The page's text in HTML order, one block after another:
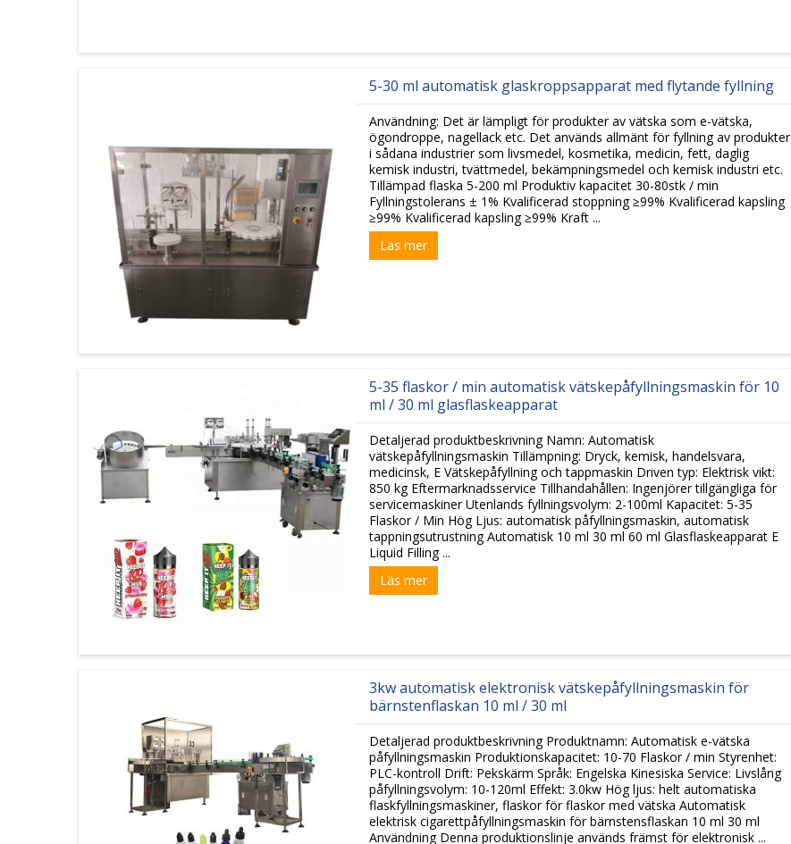
5-30 ml automatisk glaskroppsapparat med flytande fyllning
Användning: Det är lämpligt för produkter av vätska som e-vätska,
ögondroppe, nagellack etc. Det används allmänt för fyllning av produkter
i sådana industrier som livsmedel, kosmetika, medicin, fett, daglig
kemisk industri, tvättmedel, bekämpningsmedel och kemisk industri etc.
Tillämpad flaska 5-200 ml Produktiv kapacitet 30-80stk / min
Fyllningstolerans ± 1% Kvalificerad stoppning ≥99% Kvalificerad kapsling
≥99% Kvalificerad kapsling ≥99% Kraft ...
Läs mer
5-35 flaskor / min automatisk vätskepåfyllningsmaskin för 10
ml / 30 ml glasflaskeapparat
Detaljerad produktbeskrivning Namn: Automatisk
vätskepåfyllningsmaskin Tillämpning: Dryck, kemisk, handelsvara,
medicinsk, E Vätskepåfyllning och tappmaskin Driven typ: Elektrisk vikt:
850 kg Eftermarknadsservice Tillhandahållen: Ingenjörer tillgängliga för
servicemaskiner Utenlands fyllningsvolym: 2-100ml Kapacitet: 5-35
Flaskor / Min Hög Ljus: automatisk påfyllningsmaskin, automatisk
tappningsutrustning Automatisk 10 ml 30 ml 60 ml Glasflaskeapparat E
Liquid Filling ...
Läs mer
3kw automatisk elektronisk vätskepåfyllningsmaskin för
bärnstenflaskan 10 ml / 30 ml
Detaljerad produktbeskrivning Produktnamn: Automatisk e-vätska
påfyllningsmaskin Produktionskapacitet: 10-70 Flaskor / min Styrenhet:
PLC-kontroll Drift: Pekskärm Språk: Engelska Kinesiska Service: Livslång
påfyllningsvolym: 10-120ml Effekt: 3.0kw Hög ljus: helt automatiska
flaskfyllningsmaskiner, flaskor för flaskor med vätska Automatisk
elektrisk cigarettpåfyllningsmaskin för bärnstensflaskan 10 ml 30 ml
Användning Denna produktionslinje används främst för elektronisk ...